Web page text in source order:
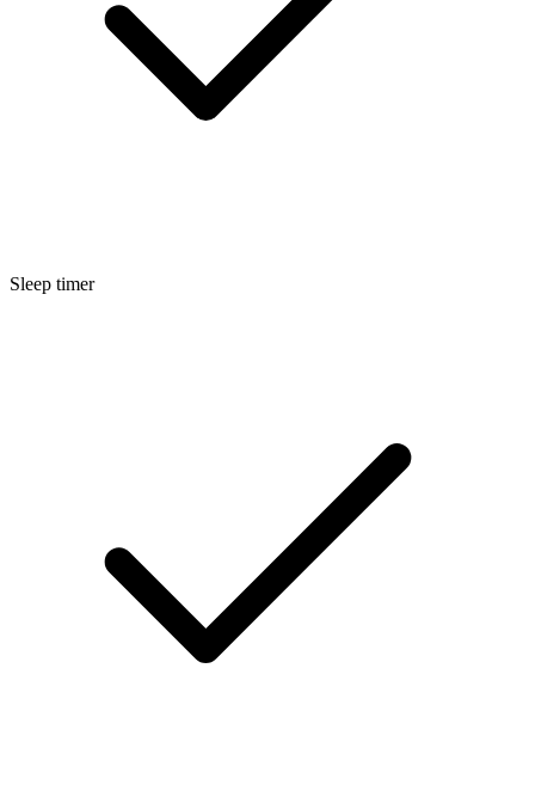
Sleep timer